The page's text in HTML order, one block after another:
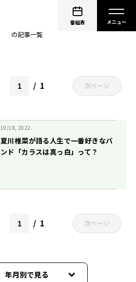
番組表
の記事一覧
1 次ページ
10/18, 2022
夏川椎菜が語る人生で一番好きなバ
ンド「カラスは真っ白」って？
1 次ページ
年月別で見る